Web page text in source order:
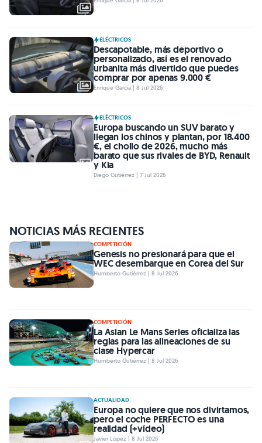
ELÉCTRICOS
Descapotable, más deportivo o
personalizado, así es el renovado
urbanita más divertido que puedes
comprar por apenas 9.000 €
Enrique García | 8 Jul 2026
ELÉCTRICOS
Europa buscando un SUV barato y
llegan los chinos y plantan, por 18.400
€, el chollo de 2026, mucho más
barato que sus rivales de BYD, Renault
y Kia
Diego Gutiérrez | 7 Jul 2026
NOTICIAS MÁS RECIENTES
COMPETICIÓN
Genesis no presionará para que el
WEC desembarque en Corea del Sur
Humberto Gutiérrez | 8 Jul 2026
COMPETICIÓN
La Asian Le Mans Series oficializa las
reglas para las alineaciones de su
clase Hypercar
Humberto Gutiérrez | 8 Jul 2026
ACTUALIDAD
Europa no quiere que nos divirtamos,
pero el coche PERFECTO es una
realidad (+vídeo)
Javier López | 8 Jul 2026